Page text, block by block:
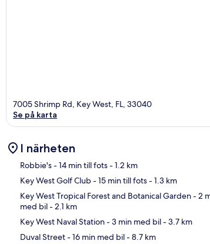
7005 Shrimp Rd, Key West, FL, 33040
Se på karta
I närheten
Robbie's- 14 min till fots- 1.2 km
Key West Golf Club- 15 min till fots- 1.3 km
Key West Tropical Forest and Botanical Garden- 2
med bil- 2.1 km
Key West Naval Station- 3 min med bil- 3.7 km
Duval Street- 16 min med bil- 8.7 km